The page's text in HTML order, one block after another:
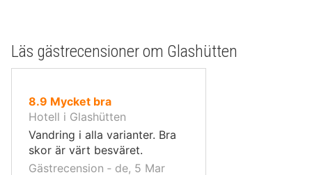
Läs gästrecensioner om Glashütten
8.9 av
10,
Mycket bra
Hotell i Glashütten
Vandring i alla varianter. Bra
skor är värt besväret.
Gästrecension ‐ de, 5 Mar